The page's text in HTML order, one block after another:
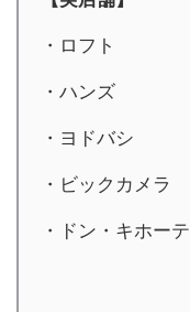
・ロフト
・ハンズ
・ヨドバシ
・ビックカメラ
・ドン・キホーテ